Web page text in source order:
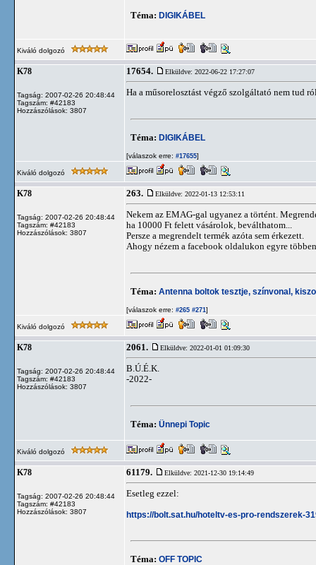
Téma: DIGIKÁBEL
Kiváló dolgozó
K78
Tagság: 2007-02-26 20:48:44
Tagszám: #42183
Hozzászólások: 3807
17654. Elküldve: 2022-06-22 17:27:07
Ha a műsorelosztást végző szolgáltató nem tud
Téma: DIGIKÁBEL
[válaszok erre: #17655]
Kiváló dolgozó
K78
Tagság: 2007-02-26 20:48:44
Tagszám: #42183
Hozzászólások: 3807
263. Elküldve: 2022-01-13 12:53:11
Nekem az EMAG-gal ugyanez a történt.
ha 10000 Ft felett vásárolok, beválthatom...
Persze a megrendelt termék azóta sem érkezett.
Ahogy nézem a facebook oldalukon egyre
Téma: Antenna boltok tesztje, színvonal,
[válaszok erre: #265 #271]
Kiváló dolgozó
K78
Tagság: 2007-02-26 20:48:44
Tagszám: #42183
Hozzászólások: 3807
2061. Elküldve: 2022-01-01 01:09:30
B.Ú.É.K.
-2022-
Téma: Ünnepi Topic
Kiváló dolgozó
K78
Tagság: 2007-02-26 20:48:44
Tagszám: #42183
Hozzászólások: 3807
61179. Elküldve: 2021-12-30 19:14:49
Esetleg ezzel:
https://bolt.sat.hu/hoteltv-es-pro-rendszerek-
Téma: OFF TOPIC